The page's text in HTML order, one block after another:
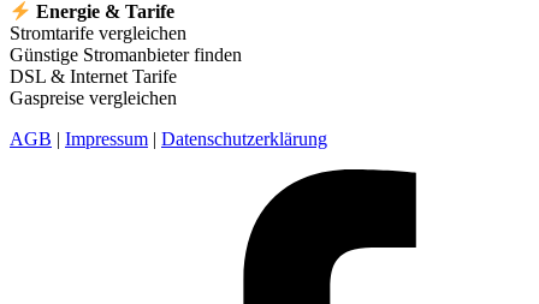
Energie & Tarife
Stromtarife vergleichen
Günstige Stromanbieter finden
DSL & Internet Tarife
Gaspreise vergleichen
AGB | Impressum | Datenschutzerklärung